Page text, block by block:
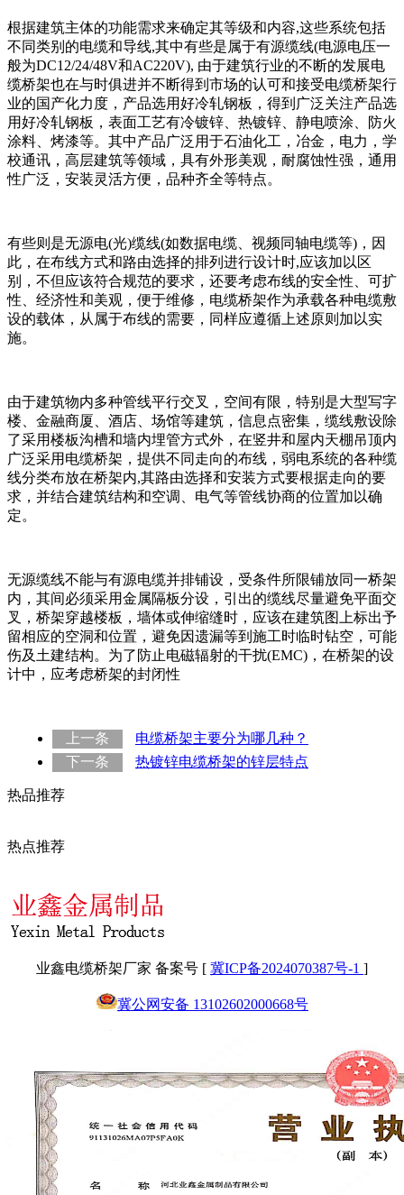
根据建筑主体的功能需求来确定其等级和内容,这些系统包括
不同类别的电缆和导线,其中有些是属于有源缆线(电源电压一
般为DC12/24/48V和AC220V), 由于建筑行业的不断的发展电
缆桥架也在与时俱进并不断得到市场的认可和接受电缆桥架行
业的国产化力度，产品选用好冷轧钢板，得到广泛关注产品选
用好冷轧钢板，表面工艺有冷镀锌、热镀锌、静电喷涂、防火
涂料、烤漆等。其中产品广泛用于石油化工，冶金，电力，学
校通讯，高层建筑等领域，具有外形美观，耐腐蚀性强，通用
性广泛，安装灵活方便，品种齐全等特点。
有些则是无源电(光)缆线(如数据电缆、视频同轴电缆等)，因
此，在布线方式和路由选择的排列进行设计时,应该加以区
别，不但应该符合规范的要求，还要考虑布线的安全性、可扩
性、经济性和美观，便于维修，电缆桥架作为承载各种电缆敷
设的载体，从属于布线的需要，同样应遵循上述原则加以实
施。
由于建筑物内多种管线平行交叉，空间有限，特别是大型写字
楼、金融商厦、酒店、场馆等建筑，信息点密集，缆线敷设除
了采用楼板沟槽和墙内埋管方式外，在竖井和屋内天棚吊顶内
广泛采用电缆桥架，提供不同走向的布线，弱电系统的各种缆
线分类布放在桥架内,其路由选择和安装方式要根据走向的要
求，并结合建筑结构和空调、电气等管线协商的位置加以确
定。
无源缆线不能与有源电缆并排铺设，受条件所限铺放同一桥架
内，其间必须采用金属隔板分设，引出的缆线尽量避免平面交
叉，桥架穿越楼板，墙体或伸缩缝时，应该在建筑图上标出予
留相应的空洞和位置，避免因遗漏等到施工时临时钻空，可能
伤及土建结构。为了防止电磁辐射的干扰(EMC)，在桥架的设
计中，应考虑桥架的封闭性
上一条
电缆桥架主要分为哪几种？
下一条
热镀锌电缆桥架的锌层特点
热品推荐
热点推荐
业鑫电缆桥架厂家 备案号 [ 冀ICP备2024070387号-1 ]
冀公网安备 13102602000668号